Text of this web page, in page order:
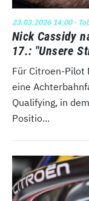
23.03.2026 14:00·
Nick Cassidy
17.: "Unsere
Für Citroen-Pilot
eine
Qualifying, in
Positio...